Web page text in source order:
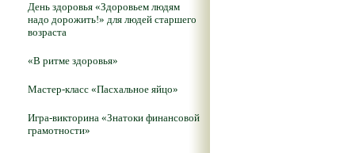
День здоровья «Здоровьем людям
надо дорожить!» для людей старшего
возраста
«В ритме здоровья»
Мастер-класс «Пасхальное яйцо»
Игра-викторина «Знатоки финансовой
грамотности»